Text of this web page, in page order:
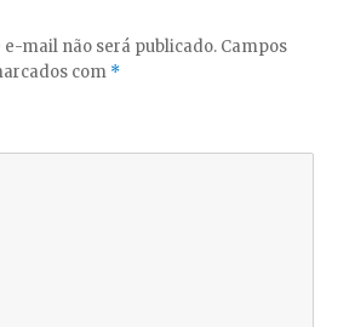
e-mail não será publicado. Campos
com *